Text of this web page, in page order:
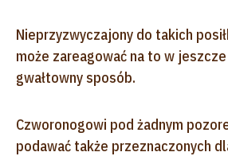
Nieprzyzwyczajony do takich
może zareagować na to w
gwałtowny sposób.
Czworonogowi pod żadnym
podawać także przeznaczonych